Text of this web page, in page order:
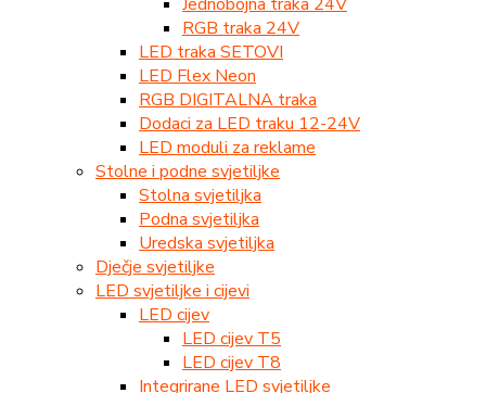
RGB traka 24V
LED traka SETOVI
LED Flex Neon
RGB DIGITALNA traka
Dodaci za LED traku 12-24V
LED moduli za reklame
Stolne i podne svjetiljke
Stolna svjetiljka
Podna svjetiljka
Uredska svjetiljka
Dječje svjetiljke
LED svjetiljke i cijevi
LED cijev
LED cijev T5
LED cijev T8
Integrirane LED svjetiljke